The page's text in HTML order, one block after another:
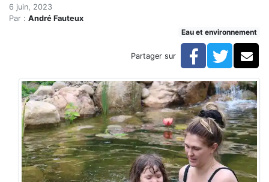
Accueil
Articles
Une oasis dans la canicule (réservé)
Une oasis dans la canicule
6 juin, 2023
Par : André Fauteux
Eau et environnement
Partager sur Facebook